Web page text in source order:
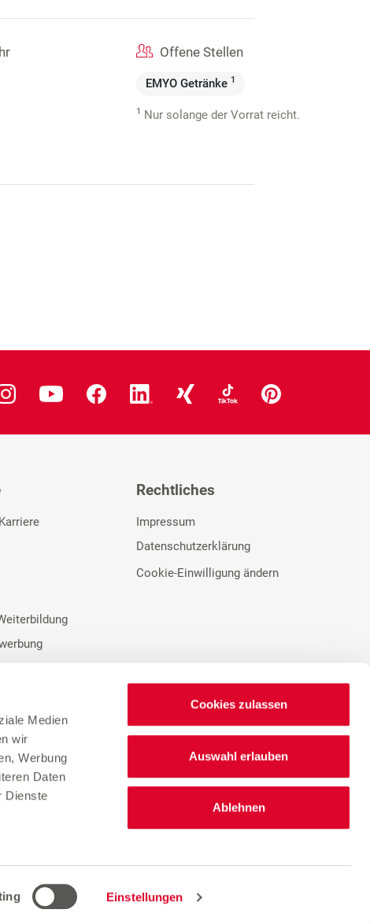
Medien
wir
Werbung
Daten
Dienste
Einstellungen
Cookies zulassen
Auswahl erlauben
Ablehnen
Offene Stellen
EMYO Getränke 1
1 Nur solange der Vorrat reicht.
Rechtliches
Impressum
Datenschutzerklärung
Cookie-Einwilligung ändern